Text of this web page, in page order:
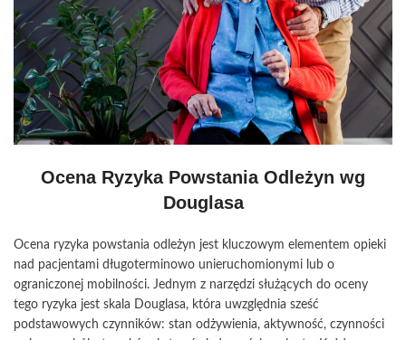
Ocena Ryzyka Powstania Odleżyn wg
Douglasa
Ocena ryzyka powstania odleżyn jest kluczowym elementem opieki
nad pacjentami długoterminowo unieruchomionymi lub o
ograniczonej mobilności. Jednym z narzędzi służących do oceny
tego ryzyka jest skala Douglasa, która uwzględnia sześć
podstawowych czynników: stan odżywienia, aktywność, czynności